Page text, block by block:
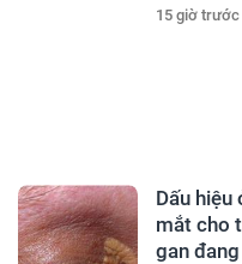
15 giờ trước
Dấu hiệu
mắt cho
gan